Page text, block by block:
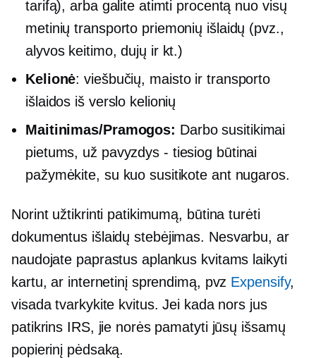
tarifą), arba galite atimti procentą nuo visų
metinių transporto priemonių išlaidų (pvz.,
alyvos keitimo, dujų ir kt.)
Kelionė: viešbučių, maisto ir transporto
išlaidos iš verslo kelionių
Maitinimas/Pramogos: Darbo susitikimai
pietums, už pavyzdys - tiesiog būtinai
pažymėkite, su kuo susitikote ant nugaros.
Norint užtikrinti patikimumą, būtina turėti
dokumentus išlaidų stebėjimas. Nesvarbu, ar
naudojate paprastus aplankus kvitams laikyti
kartu, ar internetinį sprendimą, pvz Expensify,
visada tvarkykite kvitus. Jei kada nors jus
patikrins IRS, jie norės pamatyti jūsų išsamų
popierinį pėdsaką.